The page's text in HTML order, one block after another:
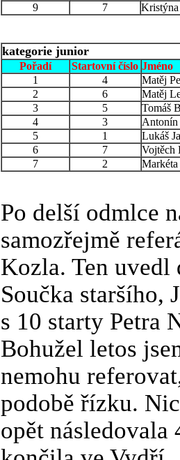
9
7
kategorie junior
Pořadí Startovní číslo Jméno
1
4
Matěj
2
6
Matěj
3
5
Tomáš
4
3
5
1
Lukáš
6
7
Vojtěch
7
2 Markéta
Po delší odmlce
samozřejmě
Kozla. Ten uvedl
Součka staršího,
s 10 starty Petra
Bohužel letos
nemohu
podobě řízku.
opět